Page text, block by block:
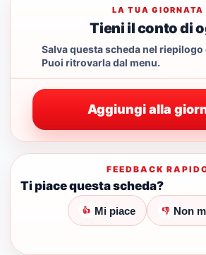
LA TUA GIORNATA
Tieni il conto di
Salva questa scheda nel
Puoi ritrovarla dal menu.
Aggiungi alla
FEEDBACK
Ti piace questa scheda?
👍 Mi piace 👎 Non